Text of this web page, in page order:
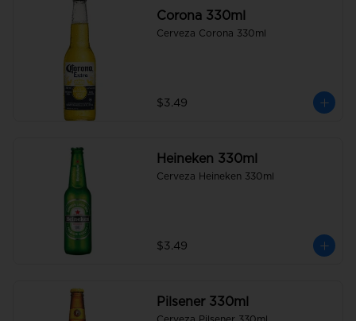
Corona 330ml
Cerveza Corona 330ml
$3.49
Heineken 330ml
Cerveza Heineken 330ml
$3.49
Pilsener 330ml